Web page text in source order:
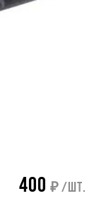
400 ₽ /шт.